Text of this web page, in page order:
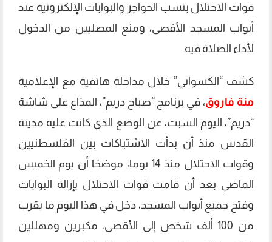
قوات الاحتلال بنسب الحواجز والبوابات الإلكترونية عند
أبواب المسجد الأقصى، ومنع المصليين من الدخول
لأداء الصلاة فيه.
كشف “الكسواني” خلال مداخلة هاتفية مع الإعلامية
منة فاروق، في برنامج “صباح دريم”، المذاع على شاشة
“دريم”، اليوم السبت، عن الوضع الذي كانت عليه مدينة
القدس منذ أن بدأت الاشتباكات بين الفلسطنيين
وقوات الاحتلال منذ 14 يوما، موضحًا أن يوم الخميس
الماضي بعد أن قامت قوات الاحتلال بإزالة البوابات
وفتح جميع أبواب المسجد، دخل في هذا اليوم ما يقرب
من 100 ألف شخص إلى الأقصى، مكبرين ومهللين